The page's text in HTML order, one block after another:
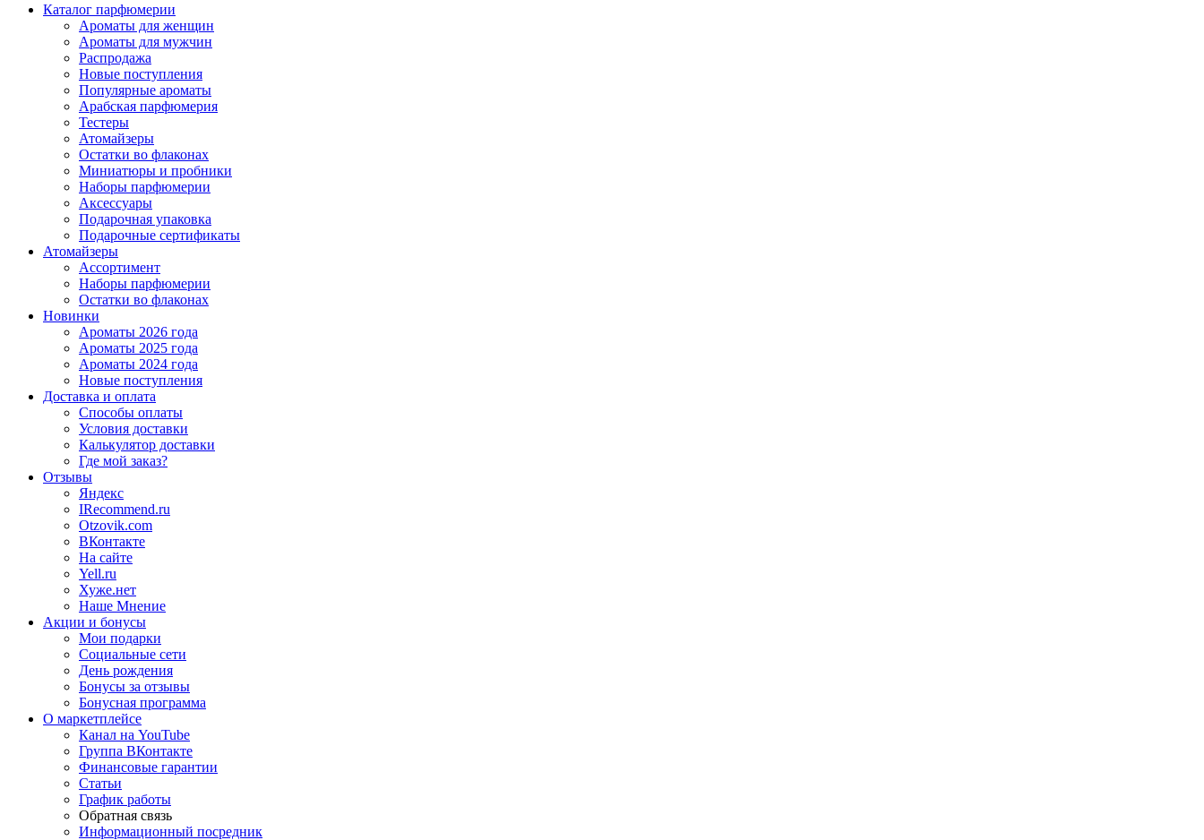
Каталог парфюмерии
Ароматы для женщин
Ароматы для мужчин
Распродажа
Новые поступления
Популярные ароматы
Арабская парфюмерия
Тестеры
Атомайзеры
Остатки во флаконах
Миниатюры и пробники
Наборы парфюмерии
Аксессуары
Подарочная упаковка
Подарочные сертификаты
Атомайзеры
Ассортимент
Наборы парфюмерии
Остатки во флаконах
Новинки
Ароматы 2026 года
Ароматы 2025 года
Ароматы 2024 года
Новые поступления
Доставка и оплата
Способы оплаты
Условия доставки
Калькулятор доставки
Где мой заказ?
Отзывы
Яндекс
IRecommend.ru
Otzovik.com
ВКонтакте
На сайте
Yell.ru
Хуже.нет
Наше Мнение
Акции и бонусы
Мои подарки
Социальные сети
День рождения
Бонусы за отзывы
Бонусная программа
О маркетплейсе
Канал на YouTube
Группа ВКонтакте
Финансовые гарантии
Статьи
График работы
Обратная связь
Информационный посредник